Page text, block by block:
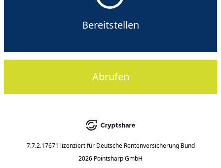
Bereitstellen
Abrufen
7.7.2.17671 lizenziert für Deutsche Rentenversicherung Bund
2026 Pointsharp GmbH